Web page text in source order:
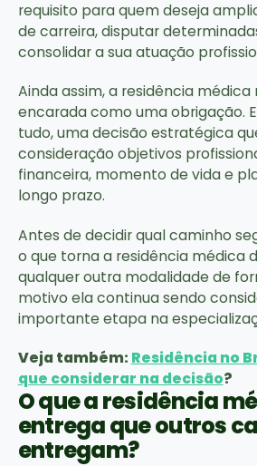
requisito para quem deseja
de carreira, disputar
consolidar a sua atuação
Ainda assim, a residência médica
encarada como uma obrigação.
tudo, uma decisão estratégica
consideração objetivos
financeira, momento de vida e
longo prazo.
Antes de decidir qual caminho
o que torna a residência médica
qualquer outra modalidade de
motivo ela continua sendo
importante etapa na
Veja também: Residência no
que considerar na decisão?
O que a residência
entrega que outros
entregam?